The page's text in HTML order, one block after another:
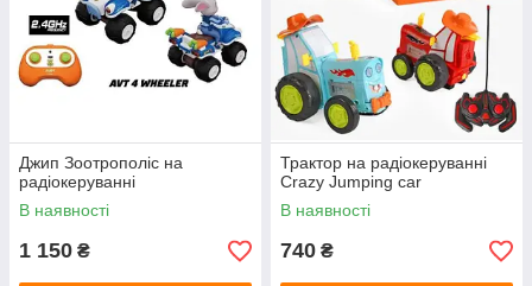
Джип Зоотрополіс на
радіокеруванні
В наявності
1 150 ₴
Трактор на радіокеруванні
Crazy Jumping car
В наявності
740 ₴